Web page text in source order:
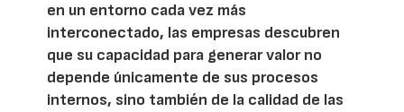
en un entorno cada vez más
interconectado, las empresas descubren
que su capacidad para generar valor no
depende únicamente de sus procesos
internos, sino también de la calidad de las